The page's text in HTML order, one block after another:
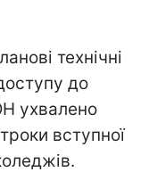
технічні
до
ухвалено
вступної